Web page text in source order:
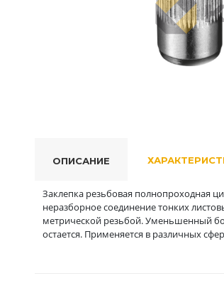
ОПИСАНИЕ
Заклепка резьбовая полнопроходная
неразборное соединение тонких
метрической резьбой. Уменьшенный
остается. Применяется в различных